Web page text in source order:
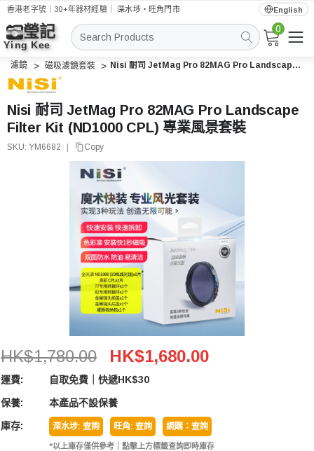
香港老字號｜30+年器材經驗｜深水埗・旺角門市 English
搜
索
0
濾鏡 磁吸濾鏡套裝 Nisi 耐司 JetMag Pro 82MAG Pro Landscape Filter Kit (ND1000 CPL) 專業風景套裝
Nisi 耐司 JetMag Pro 82MAG Pro Landscape
Filter Kit (ND1000 CPL) 專業風景套裝
SKU: YM6682 Copy
Nisi 耐司 JetMag Pro 82MAG Pro Landscape Filter
HK$1,780.00 HK$1,680.00
運費: 自取免費｜快遞HK$30
保養: 本產品不設保養
庫存: 深水埗: 查詢 旺角: 查詢 網購：查詢
*以上庫存僅供參考｜點擊上方標籤查詢即時庫存